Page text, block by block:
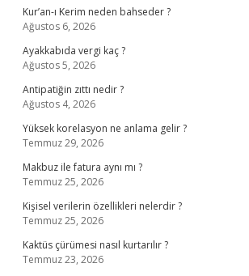
Kur’an-ı Kerim neden bahseder ?
Ağustos 6, 2026
Ayakkabıda vergi kaç ?
Ağustos 5, 2026
Antipatiğin zıttı nedir ?
Ağustos 4, 2026
Yüksek korelasyon ne anlama gelir ?
Temmuz 29, 2026
Makbuz ile fatura aynı mı ?
Temmuz 25, 2026
Kişisel verilerin özellikleri nelerdir ?
Temmuz 25, 2026
Kaktüs çürümesi nasıl kurtarılır ?
Temmuz 23, 2026